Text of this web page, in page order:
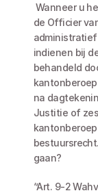
Wanneer u het niet eens bent met de beslissing van
de Officier
indienen bij
behandeld
na
Justitie of
gaan?
‘’Art. 9-2 Wahv